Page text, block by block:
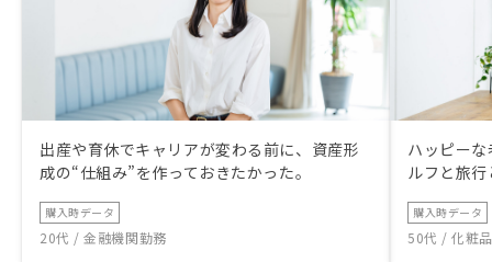
出産や育休でキャリアが変わる前に、資産形
成の“仕組み”を作っておきたかった。
購入時データ
20代 / 金融機関勤務
ハッピー
ルフと旅
購入時データ
50代 / 化粧